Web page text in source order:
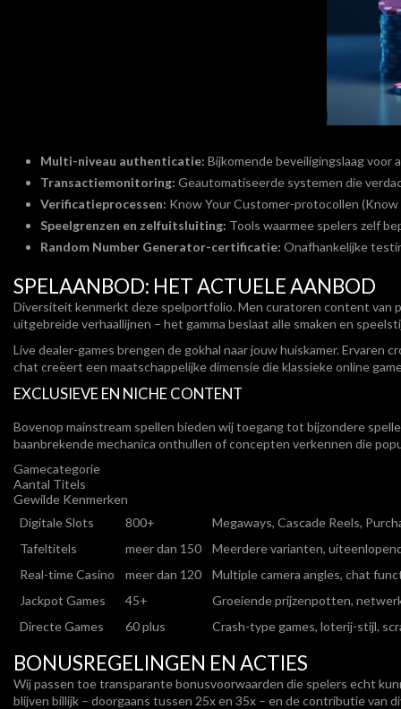
Multi-niveau authenticatie: Bijkomende beveiligingslaag
Transactiemonitoring: Geautomatiseerde systemen die
Verificatieprocessen: Know Your Customer-protocollen
Speelgrenzen en zelfuitsluiting: Tools waarmee spelers zelf
Random Number Generator-certificatie: Onafhankelijke
SPELAANBOD: HET ACTUELE AANBOD
Diversiteit kenmerkt deze spelportfolio. Men curatoren content van
uitgebreide verhaallijnen – het gamma beslaat alle smaken en
Live dealer-games brengen de gokhal naar jouw huiskamer.
chat creëert een maatschappelijke dimensie die klassieke online
EXCLUSIEVE EN NICHE CONTENT
Bovenop mainstream spellen bieden wij toegang tot bijzondere
baanbrekende mechanica onthullen of concepten verkennen die
Gamecategorie
Aantal Titels
Gewilde Kenmerken
Digitale Slots
800+
Megaways, Cascade Reels,
Tafeltitels
meer dan 150
Meerdere varianten,
Real-time Casino
meer dan 120
Multiple camera angles, chat
Jackpot Games
45+
Groeiende prijzenpotten,
Directe Games
60 plus Crash-type games, loterij-stijl,
BONUSREGELINGEN EN ACTIES
Wij passen toe transparante bonusvoorwaarden die spelers echt
blijven billijk – doorgaans tussen 25x en 35x – en de contributie van